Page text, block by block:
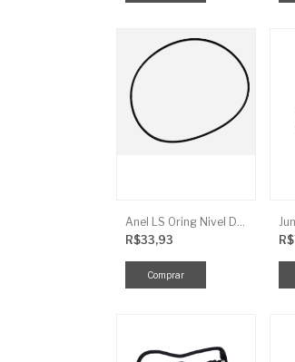
Anel LS Oring Nivel De Oleo EGQ125
R$33,93